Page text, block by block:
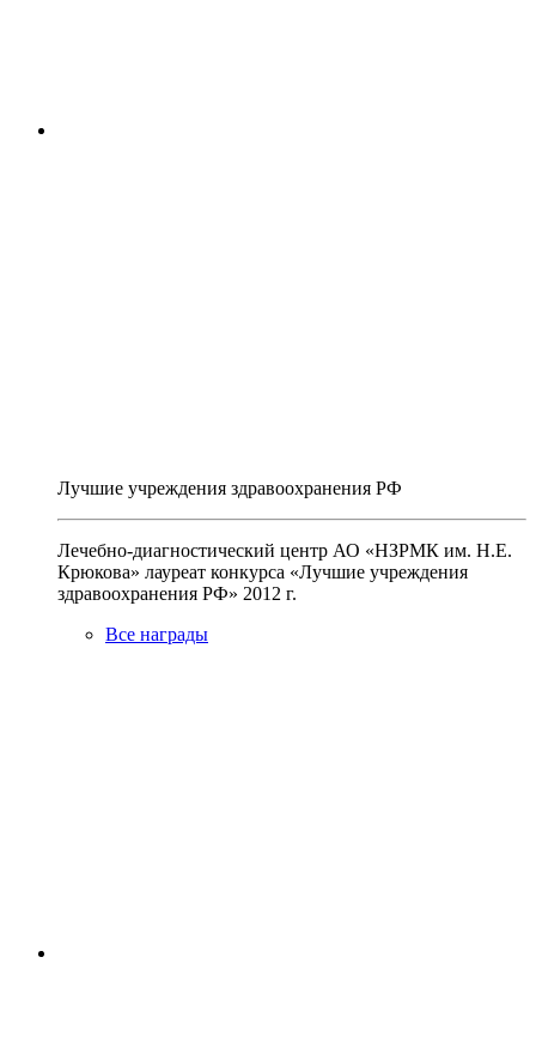
Лучшие учреждения здравоохранения РФ
Лечебно-диагностический центр АО «НЗРМК им. Н.Е.
Крюкова» лауреат конкурса «Лучшие учреждения
здравоохранения РФ» 2012 г.
Все награды